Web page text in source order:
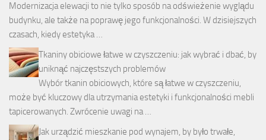
Modernizacja elewacji to nie tylko sposób na odświeżenie wyglądu
budynku, ale także na poprawę jego funkcjonalności. W dzisiejszych
czasach, kiedy estetyka …
Tkaniny obiciowe łatwe w czyszczeniu: jak wybrać i dbać, by
uniknąć najczęstszych problemów
Wybór tkanin obiciowych, które są łatwe w czyszczeniu,
może być kluczowy dla utrzymania estetyki i funkcjonalności mebli
tapicerowanych. Zwrócenie uwagi na …
Jak urządzić mieszkanie pod wynajem, by było trwałe,